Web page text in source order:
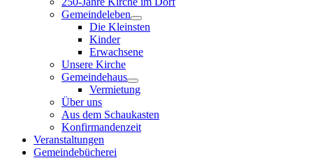
Gemeindeleben
Die Kleinsten
Kinder
Erwachsene
Unsere Kirche
Gemeindehaus
Vermietung
Über uns
Aus dem Schaukasten
Konfirmandenzeit
Veranstaltungen
Gemeindebücherei